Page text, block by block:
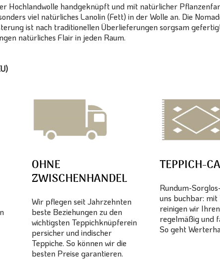
Hochlandwolle handgeknüpft und mit natürlicher
viel natürliches Lanolin (Fett) in der Wolle an. Die
ist nach traditionellen Überlieferungen sorgsam
natürliches Flair in jeden Raum.
OHNE
ZWISCHENHANDEL
Wir pflegen seit Jahrzehnten
beste Beziehungen zu den
wichtigsten Teppichknüpferein
persicher und indischer
Teppiche. So können wir die
besten Preise garantieren.
TEPPICH-
Rundum-
uns buchbar: mit
reinigen wir
regelmäßig und
So geht